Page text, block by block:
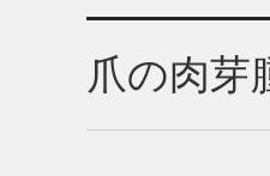
爪の肉芽